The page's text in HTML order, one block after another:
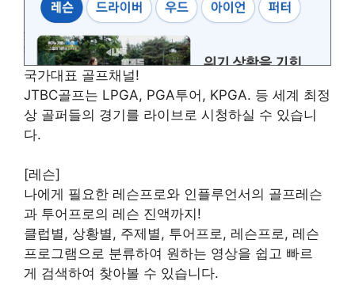
국가대표 골프채널!
JTBC골프는 LPGA, PGA투어, KPGA. 등 세계 최정
상 골퍼들의 경기를 라이브로 시청하실 수 있습니
다.
[레슨]
나에게 필요한 레슨프로와 인플루언서의 골프레슨
과 투어프로의 레슨 진액까지!
클럽별, 상황별, 주제별, 투어프로, 레슨프로, 레슨
프로그램으로 분류하여 원하는 영상을 쉽고 빠르
게 검색하여 찾아볼 수 있습니다.